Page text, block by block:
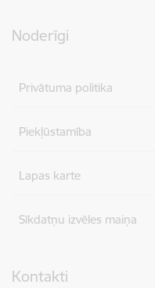
Noderīgi
Privātuma politika
Piekļūstamība
Lapas karte
Sīkdatņu izvēles maiņa
Kontakti